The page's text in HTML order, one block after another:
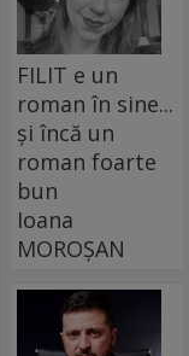
FILIT e un
roman în sine...
și încă un
roman foarte
bun
Ioana
MOROȘAN